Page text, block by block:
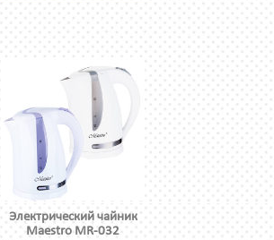
Электрический чайник
Maestro MR-032